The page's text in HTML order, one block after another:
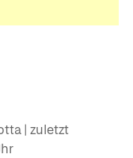
| zuletzt